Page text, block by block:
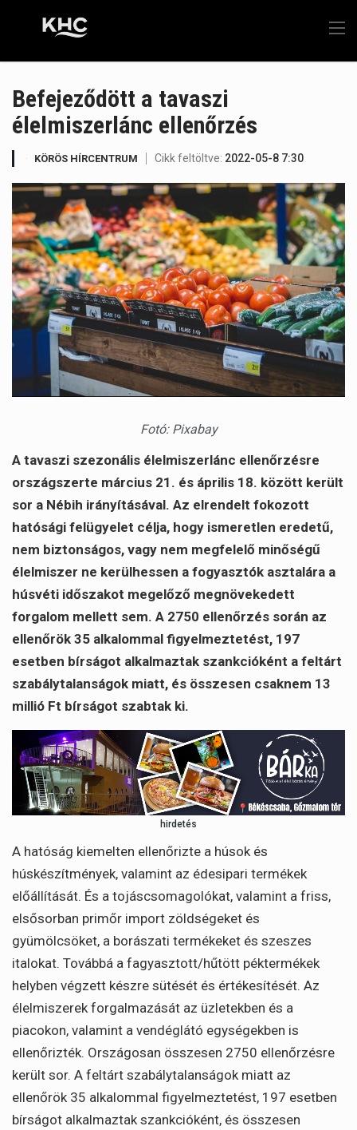
Befejeződött a tavaszi
élelmiszerlánc ellenőrzés
KÖRÖS HÍRCENTRUM Cikk feltöltve: 2022-05-8 7:30
Fotó: Pixabay
A tavaszi szezonális élelmiszerlánc ellenőrzésre
országszerte március 21. és április 18. között került
sor a Nébih irányításával. Az elrendelt fokozott
hatósági felügyelet célja, hogy ismeretlen eredetű,
nem biztonságos, vagy nem megfelelő minőségű
élelmiszer ne kerülhessen a fogyasztók asztalára a
húsvéti időszakot megelőző megnövekedett
forgalom mellett sem. A 2750 ellenőrzés során az
ellenőrök 35 alkalommal figyelmeztetést, 197
esetben bírságot alkalmaztak szankcióként a feltárt
szabálytalanságok miatt, és összesen csaknem 13
millió Ft bírságot szabtak ki.
hirdetés
A hatóság kiemelten ellenőrizte a húsok és
húskészítmények, valamint az édesipari termékek
előállítását. És a tojáscsomagolókat, valamint a friss,
elsősorban primőr import zöldségeket és
gyümölcsöket, a borászati termékeket és szeszes
italokat. Továbbá a fagyasztott/hűtött péktermékek
helyben végzett készre sütését és értékesítését. Az
élelmiszerek forgalmazását az üzletekben és a
piacokon, valamint a vendéglátó egységekben is
ellenőrizték. Országosan összesen 2750 ellenőrzésre
került sor. A feltárt szabálytalanságok miatt az
ellenőrök 35 alkalommal figyelmeztetést, 197 esetben
bírságot alkalmaztak szankcióként, és összesen